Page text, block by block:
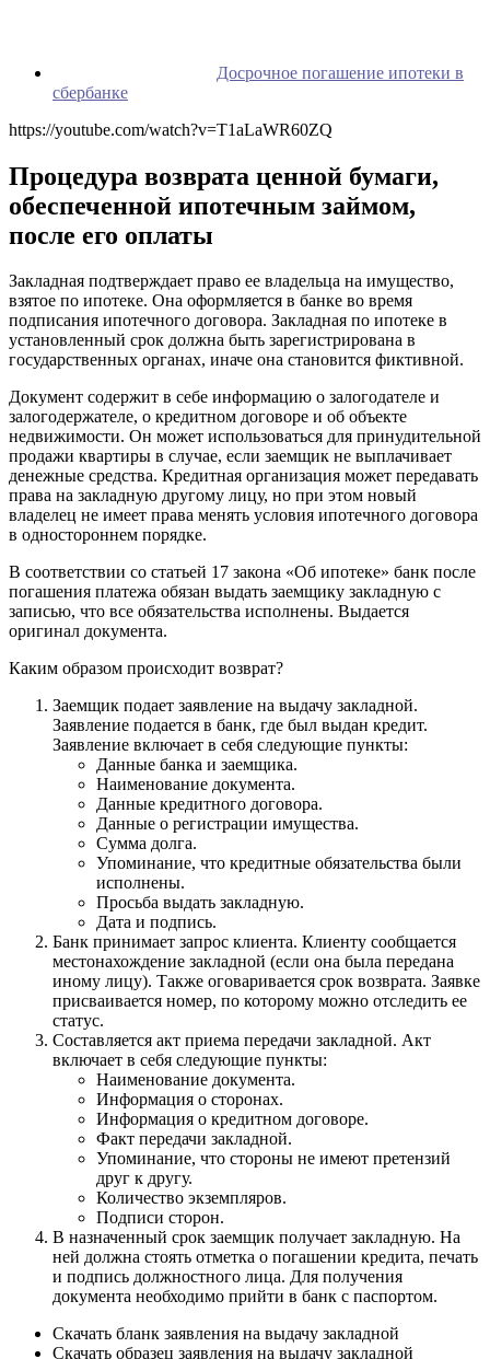
Досрочное погашение ипотеки в
сбербанке
https://youtube.com/watch?v=T1aLaWR60ZQ
Процедура возврата ценной бумаги,
обеспеченной ипотечным займом,
после его оплаты
Закладная подтверждает право ее владельца на имущество,
взятое по ипотеке. Она оформляется в банке во время
подписания ипотечного договора. Закладная по ипотеке в
установленный срок должна быть зарегистрирована в
государственных органах, иначе она становится фиктивной.
Документ содержит в себе информацию о залогодателе и
залогодержателе, о кредитном договоре и об объекте
недвижимости. Он может использоваться для принудительной
продажи квартиры в случае, если заемщик не выплачивает
денежные средства. Кредитная организация может передавать
права на закладную другому лицу, но при этом новый
владелец не имеет права менять условия ипотечного договора
в одностороннем порядке.
В соответствии со статьей 17 закона «Об ипотеке» банк после
погашения платежа обязан выдать заемщику закладную с
записью, что все обязательства исполнены. Выдается
оригинал документа.
Каким образом происходит возврат?
Заемщик подает заявление на выдачу закладной.
Заявление подается в банк, где был выдан кредит.
Заявление включает в себя следующие пункты:
Данные банка и заемщика.
Наименование документа.
Данные кредитного договора.
Данные о регистрации имущества.
Сумма долга.
Упоминание, что кредитные обязательства были
исполнены.
Просьба выдать закладную.
Дата и подпись.
Банк принимает запрос клиента. Клиенту сообщается
местонахождение закладной (если она была передана
иному лицу). Также оговаривается срок возврата. Заявке
присваивается номер, по которому можно отследить ее
статус.
Составляется акт приема передачи закладной. Акт
включает в себя следующие пункты:
Наименование документа.
Информация о сторонах.
Информация о кредитном договоре.
Факт передачи закладной.
Упоминание, что стороны не имеют претензий
друг к другу.
Количество экземпляров.
Подписи сторон.
В назначенный срок заемщик получает закладную. На
ней должна стоять отметка о погашении кредита, печать
и подпись должностного лица. Для получения
документа необходимо прийти в банк с паспортом.
Скачать бланк заявления на выдачу закладной
Скачать образец заявления на выдачу закладной